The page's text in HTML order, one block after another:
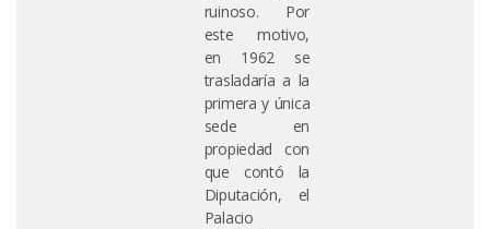
ruinoso. Por
este motivo,
en 1962 se
trasladaría a la
primera y única
sede en
propiedad con
que contó la
Diputación, el
Palacio